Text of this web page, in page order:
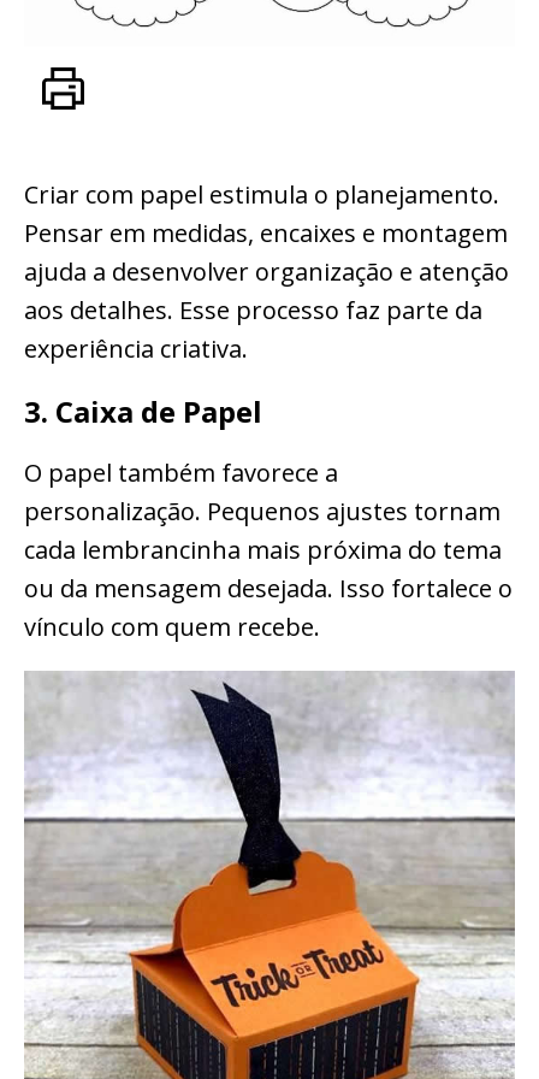
Criar com papel estimula o planejamento.
Pensar em medidas, encaixes e montagem
ajuda a desenvolver organização e atenção
aos detalhes. Esse processo faz parte da
experiência criativa.
3. Caixa de Papel
O papel também favorece a
personalização. Pequenos ajustes tornam
cada lembrancinha mais próxima do tema
ou da mensagem desejada. Isso fortalece o
vínculo com quem recebe.